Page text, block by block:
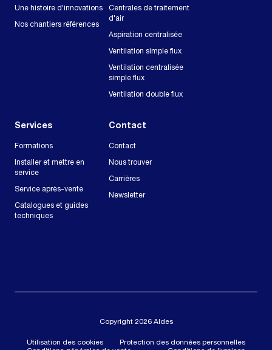
Une histoire d'innovations
Nos chantiers références
Centrales de traitement
d'air
Aspiration centralisée
Ventilation simple flux
Ventilation centralisée
simple flux
Ventilation double flux
Services
Formations
Installer et mettre en
service
Service après-vente
Catalogues et guides
techniques
Contact
Contact
Nous trouver
Carrières
Newsletter
Copyright 2026 Aldes
Utilisation des cookies
Protection des données personnelles